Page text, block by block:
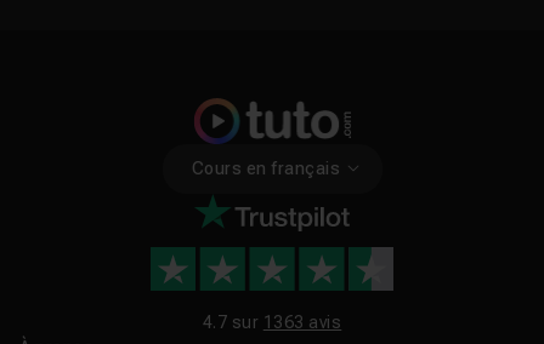
Cours en français
4.7 sur 1363 avis